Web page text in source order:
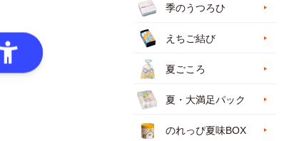
季のうつろひ
えちご結び
夏ごころ
夏・大満足パック
のれっぴ夏味BOX